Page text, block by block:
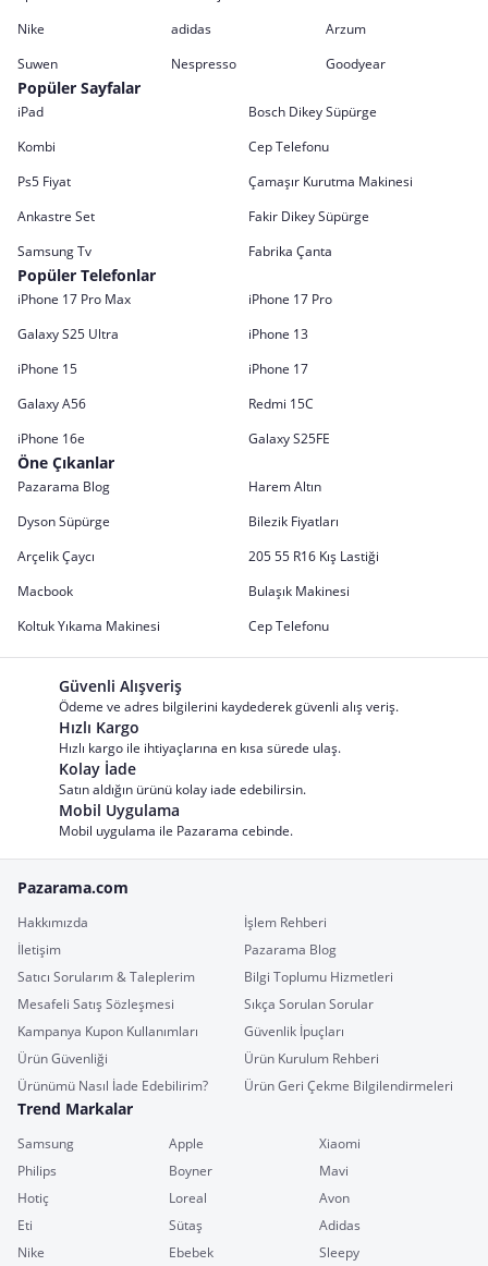
Nike
adidas
Arzum
Suwen
Nespresso Goodyear
Popüler Sayfalar
iPad
Bosch Dikey Süpürge
Kombi
Cep Telefonu
Ps5 Fiyat
Çamaşır Kurutma Makinesi
Ankastre Set
Fakir Dikey Süpürge
Samsung Tv
Fabrika Çanta
Popüler Telefonlar
iPhone 17 Pro Max
iPhone 17 Pro
Galaxy S25 Ultra
iPhone 13
iPhone 15
iPhone 17
Galaxy A56
Redmi 15C
iPhone 16e
Galaxy S25FE
Öne Çıkanlar
Pazarama Blog
Harem Altın
Dyson Süpürge
Bilezik Fiyatları
Arçelik Çaycı
205 55 R16 Kış Lastiği
Macbook
Bulaşık Makinesi
Koltuk Yıkama Makinesi
Cep Telefonu
Güvenli Alışveriş
Ödeme ve adres bilgilerini kaydederek güvenli alış veriş.
Hızlı Kargo
Hızlı kargo ile ihtiyaçlarına en kısa sürede ulaş.
Kolay İade
Satın aldığın ürünü kolay iade edebilirsin.
Mobil Uygulama
Mobil uygulama ile Pazarama cebinde.
Pazarama.com
Hakkımızda
İşlem Rehberi
İletişim
Pazarama Blog
Satıcı Sorularım & Taleplerim
Bilgi Toplumu Hizmetleri
Mesafeli Satış Sözleşmesi
Sıkça Sorulan Sorular
Kampanya Kupon Kullanımları
Güvenlik İpuçları
Ürün Güvenliği
Ürün Kurulum Rehberi
Ürünümü Nasıl İade Edebilirim?
Ürün Geri Çekme Bilgilendirmeleri
Trend Markalar
Samsung Apple
Xiaomi
Philips
Boyner
Mavi
Hotiç
Loreal
Avon
Eti
Sütaş
Adidas
Nike
Ebebek
Sleepy